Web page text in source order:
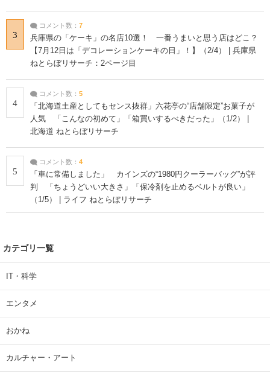
3
コメント数： 7
兵庫県の「ケーキ」の名店10選！ 一番うまいと思う店はどこ？
【7月12日は「デコレーションケーキの日」！】（2/4） | 兵庫県
ねとらぼリサーチ：2ページ目
4
コメント数： 5
「北海道土産としてもセンス抜群」六花亭の“店舗限定”お菓子が
人気 「こんなの初めて」「箱買いするべきだった」（1/2） |
北海道 ねとらぼリサーチ
5
コメント数： 4
「車に常備しました」 カインズの“1980円クーラーバッグ”が評
判 「ちょうどいい大きさ」「保冷剤を止めるベルトが良い」
（1/5） | ライフ ねとらぼリサーチ
カテゴリ一覧
IT・科学
エンタメ
おかね
カルチャー・アート